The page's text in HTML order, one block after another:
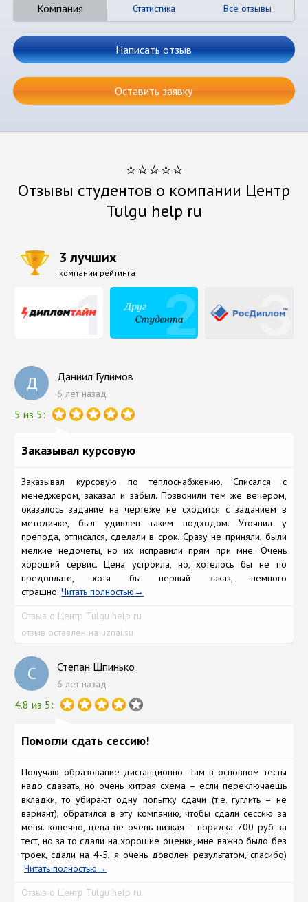
Компания Статистика Все отзывы
Написать отзыв
Оставить заявку
⭐⭐⭐⭐⭐
Отзывы студентов о компании Центр
Tulgu help ru
Д Даниил Гулимов
6 лет назад
5 из 5:
Заказывал курсовую
Заказывал курсовую по теплоснабжению. Списался с
менеджером, заказал и забыл. Позвонили тем же вечером,
оказалось задание на чертеже не сходится с заданием в
методичке, был удивлен таким подходом. Уточнил у
препода, отписался, сделали в срок. Сразу не приняли, были
мелкие недочеты, но их исправили прям при мне. Очень
хороший сервис. Цена устроила, но, хотелось бы не по
предоплате, хотя бы первый заказ, немного
страшно.Читать полностью
Отзыв о Центр Tulgu help ru
отзыв оставлен на uznai.su
С Степан Шпинько
6 лет назад
4.8 из 5:
Помогли сдать сессию!
Получаю образование дистанционно. Там в основном тесты
надо сдавать, но очень хитрая схема – если переключаешь
вкладки, то убирают одну попытку сдачи (т.е. гуглить – не
вариант), обратился в эту компанию, чтобы сдали сессию за
меня. конечно, цена не очень низкая – порядка 700 руб за
тест, но за то сдали на хорошие оценки, мне важно было без
троек, сдали на 4-5, я очень доволен результатом, спасибо)
Читать полностью
Отзыв о Центр Tulgu help ru
3 лучших
компании рейтинга